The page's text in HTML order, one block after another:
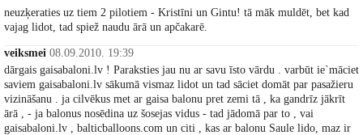
neuzķeraties uz tiem 2 pilotiem - Kristīni un Gintu! tā māk muldēt, bet kad
vajag lidot, tad spiež naudu ārā un apčakarē.
veiksmei 08.09.2010. 19:39
dārgais gaisabaloni.lv ! Paraksties jau nu ar savu īsto vārdu . varbūt ie`māciet
saviem gaisabaloni.lv sākumā vismaz lidot un tad sāciet domāt par pasažieru
vizināšanu . ja cilvēkus met ar gaisa balonu pret zemi tā , ka gandrīz jākrīt
ārā , - ja balonus nosēdina uz šosejas vidus - tad jādomā par to , vai
gaisabaloni.lv , balticballoons.com un citi , kas ar balonu Saule lido, maz ir